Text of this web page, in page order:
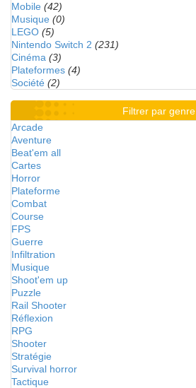
Mobile (42)
Musique (0)
LEGO (5)
Nintendo Switch 2 (231)
Cinéma (3)
Plateformes (4)
Société (2)
Filtrer par genre
Arcade
Aventure
Beat'em all
Cartes
Horror
Plateforme
Combat
Course
FPS
Guerre
Infiltration
Musique
Shoot'em up
Puzzle
Rail Shooter
Réflexion
RPG
Shooter
Stratégie
Survival horror
Tactique